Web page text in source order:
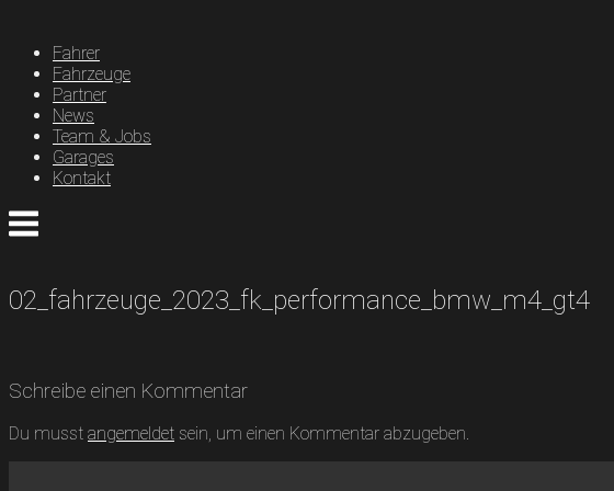
contentFahrer
Fahrzeuge
Partner
News
Team & Jobs
Garages
Kontakt
Menu
02_fahrzeuge_2023_fk_performance_bmw_m4_gt4
Schreibe einen Kommentar
Du musst angemeldet sein, um einen Kommentar abzugeben.